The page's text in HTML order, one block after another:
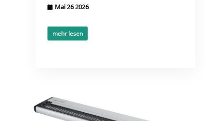
Mai 26 2026
mehr lesen